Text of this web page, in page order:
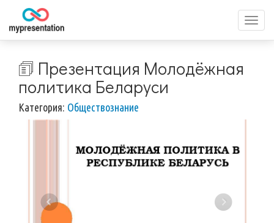
меню
🗊 Презентация Молодёжная
политика Беларуси
Категория: Обществознание